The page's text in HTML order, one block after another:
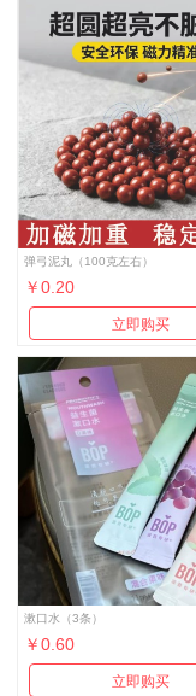
弹弓泥丸（100克左右）
￥0.20
立即购买
漱口水（3条）
￥0.60
立即购买